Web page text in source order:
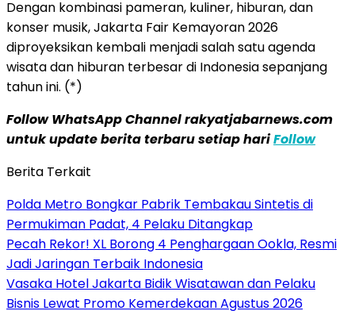
Dengan kombinasi pameran, kuliner, hiburan, dan
konser musik, Jakarta Fair Kemayoran 2026
diproyeksikan kembali menjadi salah satu agenda
wisata dan hiburan terbesar di Indonesia sepanjang
tahun ini. (*)
Follow WhatsApp Channel rakyatjabarnews.com
untuk update berita terbaru setiap hariFollow
Berita Terkait
Polda Metro Bongkar Pabrik Tembakau Sintetis di
Permukiman Padat, 4 Pelaku Ditangkap
Pecah Rekor! XL Borong 4 Penghargaan Ookla, Resmi
Jadi Jaringan Terbaik Indonesia
Vasaka Hotel Jakarta Bidik Wisatawan dan Pelaku
Bisnis Lewat Promo Kemerdekaan Agustus 2026